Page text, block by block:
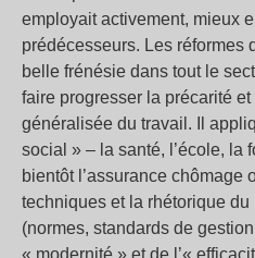
employait activement, mieux
prédécesseurs. Les réformes
belle frénésie dans tout le
faire progresser la précarité
généralisée du travail. Il
social » – la santé, l’école,
bientôt l’assurance chômage
techniques et la rhétorique
(normes, standards de
« modernité » et de l’«